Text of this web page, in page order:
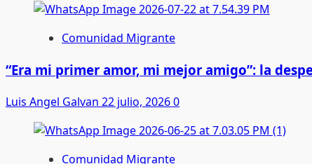
Comunidad Migrante
“Era mi primer amor, mi mejor amigo”: la
Luis Angel Galvan 22 julio, 20260
Comunidad Migrante